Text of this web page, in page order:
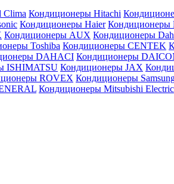
Clima Кондиционеры Hitachi
Кондиционеры Haier Кондиционеры
Кондиционеры AUX Кондиционеры
Toshiba Кондиционеры CENTEK
DAHACI Кондиционеры
ISHIMATSU Кондиционеры JAX
ROVEX Кондиционеры
Кондиционеры Mitsubishi Electric